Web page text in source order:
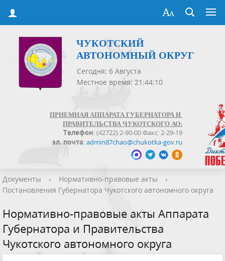
ЧУКОТСКИЙ
АВТОНОМНЫЙ ОКРУГ
Сегодня: 6 Августа
Местное время: 21:44:11
ПРИЕМНАЯ АППАРАТА ГУБЕРНАТОРА И
ПРАВИТЕЛЬСТВА ЧУКОТСКОГО АО:
Телефон: (42722) 2-90-00 Факс: 2-29-19
эл. почта:admin87chao@chukotka-gov.ru
Документы › Нормативно-правовые акты
›
Постановления Губернатора Чукотского автономного округа
Нормативно-правовые акты Аппарата
Губернатора и Правительства
Чукотского автономного округа